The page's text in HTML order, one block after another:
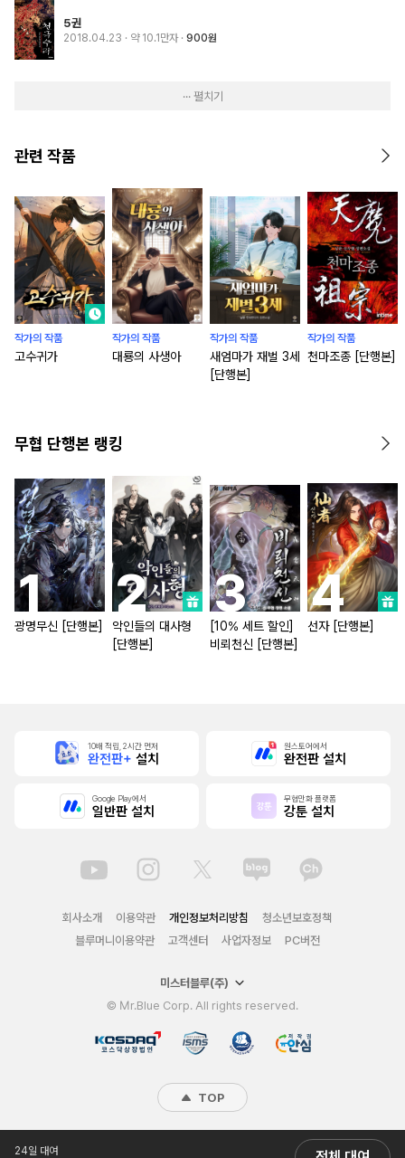
5권
2018.04.23 · 약 10.1만자 900원
··· 펼치기
관련 작품
작가의 작품
고수귀가
작가의 작품
대룡의 사생아
작가의 작품
새엄마가 재벌 3세
[단행본]
작가의 작품
천마조종 [단행본]
무협 단행본 랭킹
광명무신 [단행본]
악인들의 대사형
[단행본]
[10% 세트 할인]
비뢰천신 [단행본]
선자 [단행본]
24일 대여
10배 적립, 2시간 먼저
완전판+ 설치
원스토어에서
완전판 설치
Google Play에서
일반판 설치
무협만화 플랫폼
강툰 설치
회사소개 이용약관 개인정보처리방침
청소년보호정책
블루머니이용약관
고객센터 사업자정보 PC버전
미스터블루(주)
© Mr.Blue Corp. All rights reserved.
TOP